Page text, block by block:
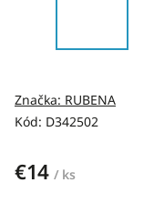
Kód: D342502
Značka: RUBENA
€14 / ks